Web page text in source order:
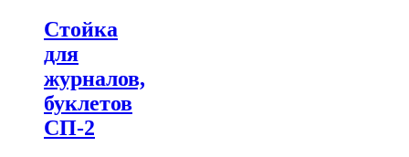
Стойка
для
журналов,
буклетов
СП-2